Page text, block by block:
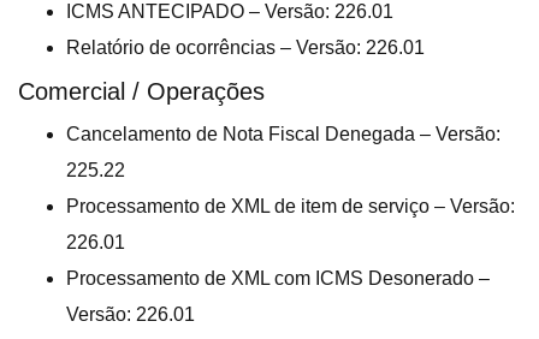
ICMS ANTECIPADO – Versão: 226.01
Relatório de ocorrências – Versão: 226.01
Comercial / Operações
Cancelamento de Nota Fiscal Denegada – Versão:
225.22
Processamento de XML de item de serviço – Versão:
226.01
Processamento de XML com ICMS Desonerado –
Versão: 226.01